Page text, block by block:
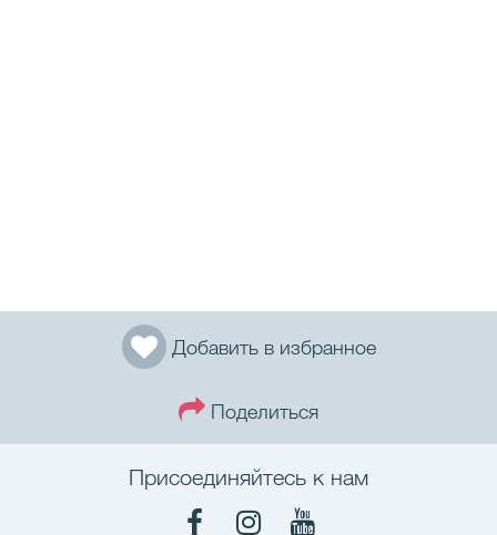
Добавить в избранное
Поделиться
Присоединяйтесь к нам